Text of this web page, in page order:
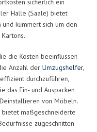
sicherlich ein
Halle (Saale) bietet
kümmert sich um den
die Kosten beeinflussen
Anzahl der Umzugshelfer,
durchzuführen,
das Ein- und Auspacken
von Möbeln.
maßgeschneiderte
zugeschnitten